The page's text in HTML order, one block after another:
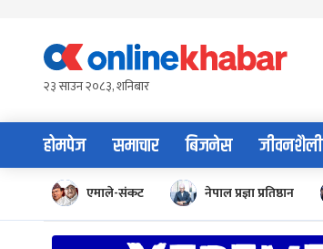
content२३ साउन २०८३, शनिबार
होमपेज समाचार बिजनेस जीवनशैली
एमाले-संकट नेपाल प्रज्ञा प्रतिष्ठान